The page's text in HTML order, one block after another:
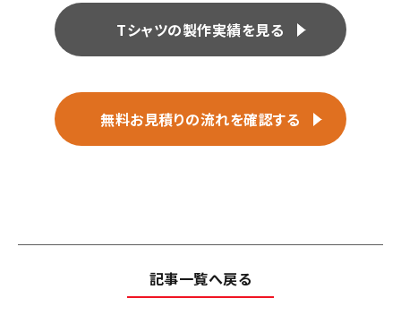
Tシャツの製作実績を見る
無料お見積りの流れを確認する
記事一覧へ戻る